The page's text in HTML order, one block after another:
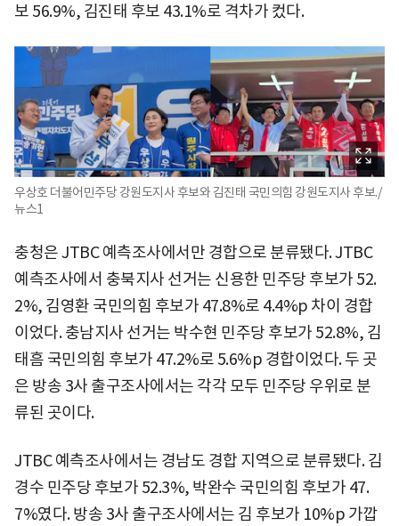
보 56.9%, 김진태 후보 43.1%로 격차가 컸다.
우상호 더불어민주당 강원도지사 후보와 김진태 국민의힘 강원도지사 후보./
뉴스1
충청은 JTBC 예측조사에서만 경합으로 분류됐다. JTBC
예측조사에서 충북지사 선거는 신용한 민주당 후보가 52.
2%, 김영환 국민의힘 후보가 47.8%로 4.4%p 차이 경합
이었다. 충남지사 선거는 박수현 민주당 후보가 52.8%, 김
태흠 국민의힘 후보가 47.2%로 5.6%p 경합이었다. 두 곳
은 방송 3사 출구조사에서는 각각 모두 민주당 우위로 분
류된 곳이다.
JTBC 예측조사에서는 경남도 경합 지역으로 분류됐다. 김
경수 민주당 후보가 52.3%, 박완수 국민의힘 후보가 47.
7%였다. 방송 3사 출구조사에서는 김 후보가 10%p 가깝